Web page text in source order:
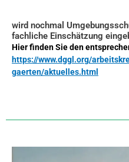
Neben
wird nochmal
fachliche Einschätzung
Hier finden Sie den
https://www.dggl.org/
gaerten/aktuelles.html